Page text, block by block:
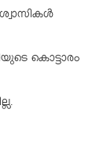
കൊട്ടാരം